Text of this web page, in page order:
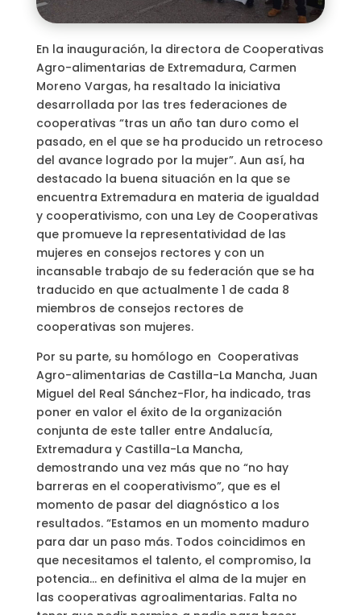
En la inauguración, la directora de Cooperativas
Agro-alimentarias de Extremadura, Carmen
Moreno Vargas, ha resaltado la iniciativa
desarrollada por las tres federaciones de
cooperativas “tras un año tan duro como el
pasado, en el que se ha producido un retroceso
del avance logrado por la mujer”. Aun así, ha
destacado la buena situación en la que se
encuentra Extremadura en materia de igualdad
y cooperativismo, con una Ley de Cooperativas
que promueve la representatividad de las
mujeres en consejos rectores y con un
incansable trabajo de su federación que se ha
traducido en que actualmente 1 de cada 8
miembros de consejos rectores de
cooperativas son mujeres.
Por su parte, su homólogo en Cooperativas
Agro-alimentarias de Castilla-La Mancha, Juan
Miguel del Real Sánchez-Flor, ha indicado, tras
poner en valor el éxito de la organización
conjunta de este taller entre Andalucía,
Extremadura y Castilla-La Mancha,
demostrando una vez más que no “no hay
barreras en el cooperativismo”, que es el
momento de pasar del diagnóstico a los
resultados. “Estamos en un momento maduro
para dar un paso más. Todos coincidimos en
que necesitamos el talento, el compromiso, la
potencia… en definitiva el alma de la mujer en
las cooperativas agroalimentarias. Falta no